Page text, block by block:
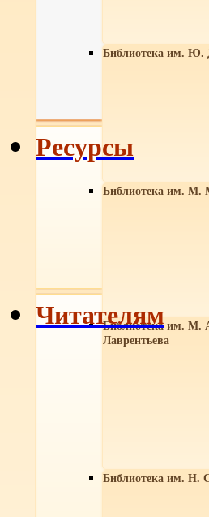
Библиотека им. Ю.
Библиотека им. М.
Библиотека им. М.
Лаврентьева
Библиотека им. Н.
Ресурсы
Читателям